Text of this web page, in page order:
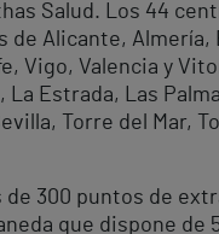
Salud. Los 44
Alicante, Almería,
Vigo, Valencia y
Estrada, Las
Torre del Mar,
300 puntos de
que dispone de